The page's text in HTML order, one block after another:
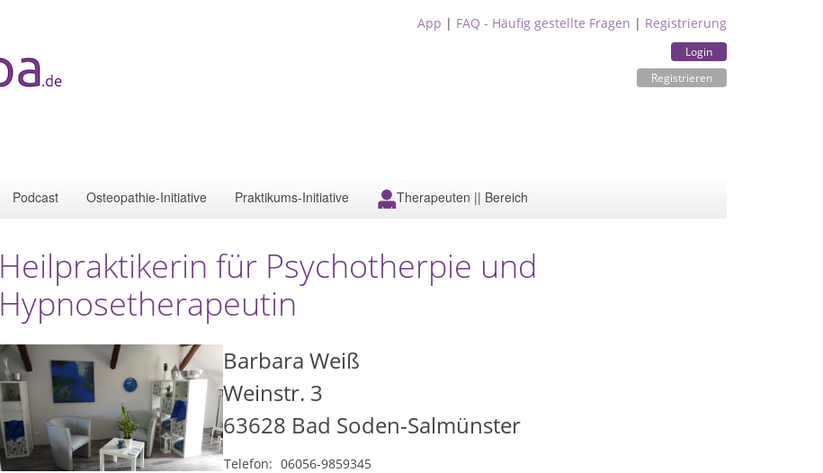
App | FAQ - Häufig gestellte Fragen | Registrierung
Login
Registrieren
Podcast Osteopathie-Initiative Praktikums-Initiative Therapeuten || Bereich
Heilpraktikerin für Psychotherpie und
Hypnosetherapeutin
Barbara Weiß
Weinstr. 3
63628 Bad Soden-Salmünster
Telefon: 06056-9859345